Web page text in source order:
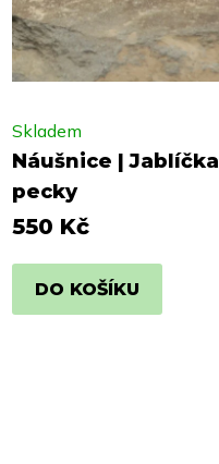
Náušnice | Jablíčka
pecky
Skladem
550 Kč
DO KOŠÍKU